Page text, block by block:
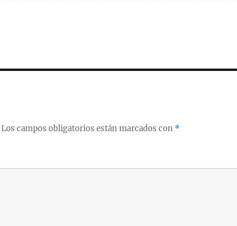
Los campos obligatorios están marcados con *